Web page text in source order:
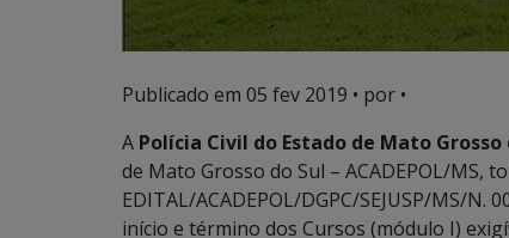
Publicado em 05 fev 2019 • por •
A Polícia Civil do Estado de Mato Grosso
de Mato Grosso do Sul – ACADEPOL/MS,
EDITAL/ACADEPOL/DGPC/SEJUSP/MS/
início e término dos Cursos (módulo I)